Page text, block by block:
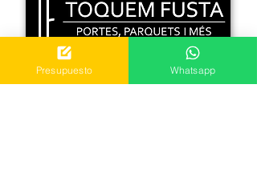
Presupuesto Whatsapp